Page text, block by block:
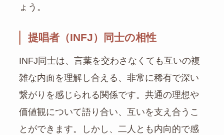
ょう。
提唱者（INFJ）同士の相性
INFJ同士は、言葉を交わさなくても互いの複
雑な内面を理解し合える、非常に稀有で深い
繋がりを感じられる関係です。共通の理想や
価値観について語り合い、互いを支え合うこ
とができます。しかし、二人とも内向的で感